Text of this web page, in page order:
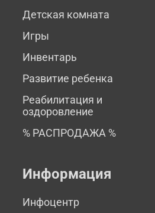
Детская комната
Игры
Инвентарь
Развитие ребенка
Реабилитация и
оздоровление
% РАСПРОДАЖА %
Информация
Инфоцентр